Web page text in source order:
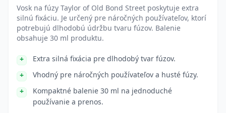
Vosk na fúzy Taylor of Old Bond Street poskytuje extra
silnú fixáciu. Je určený pre náročných používateľov, ktorí
potrebujú dlhodobú údržbu tvaru fúzov. Balenie
obsahuje 30 ml produktu.
Extra silná fixácia pre dlhodobý tvar fúzov.
Vhodný pre náročných používateľov a husté fúzy.
Kompaktné balenie 30 ml na jednoduché
používanie a prenos.